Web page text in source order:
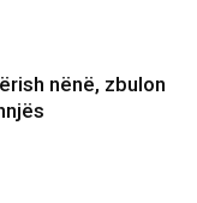
nënë, zbulon